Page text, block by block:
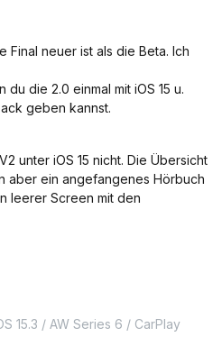
Final neuer ist als die Beta. Ich
die 2.0 einmal mit iOS 15 u.
geben kannst.
unter iOS 15 nicht. Die Übersicht
aber ein angefangenes Hörbuch
leerer Screen mit den
15.3 / AW Series 6 / CarPlay